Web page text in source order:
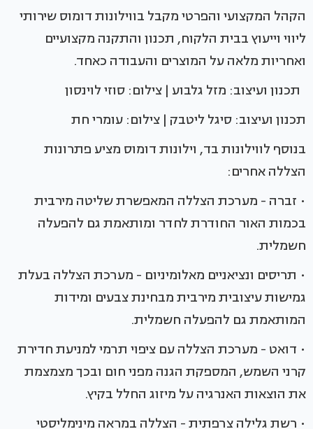
הקהל המקצועי והפרטי מקבל בווילונות דומוס שירותי
ליווי וייעוץ בבית הלקוח, תכנון והתקנה מקצועיים
ואחריות מלאה על המוצרים והעבודה כאחד.
תכנון ועיצוב: מזל גלבוע | צילום: סוזי לוינסון
תכנון ועיצוב: סיגל ליטבק | צילום: עומרי חת
בנוסף לווילונות בד, וילונות דומוס מציע פתרונות
הצללה אחרים:
• זברה - מערכת הצללה המאפשרת שליטה מירבית
בכמות האור החודרת לחדר ומותאמת גם להפעלה
חשמלית.
• תריסים ונציאניים מאלומיניום - מערכת הצללה בעלת
גמישות עיצובית מירבית מבחינת צבעים ומידות
המותאמת גם להפעלה חשמלית.
• דואט - מערכת הצללה עם ציפוי תרמי למניעת חדירת
קרני השמש, המספקת הגנה מפני חום ובכך מצמצמת
את הוצאות האנרגיה על מיזוג החלל בקיץ.
• רשת גלילה צרפתית - הצללה במראה מינימליסטי